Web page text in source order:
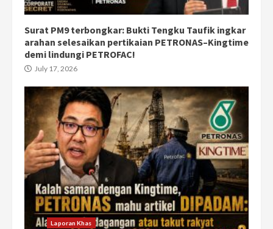
Surat PM9 terbongkar: Bukti Tengku Taufik ingkar
arahan selesaikan pertikaian PETRONAS–Kingtime
demi lindungi PETROFAC!
July 17, 2026
Laporan Khas